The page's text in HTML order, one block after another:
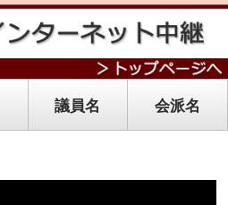
議員名 会派名